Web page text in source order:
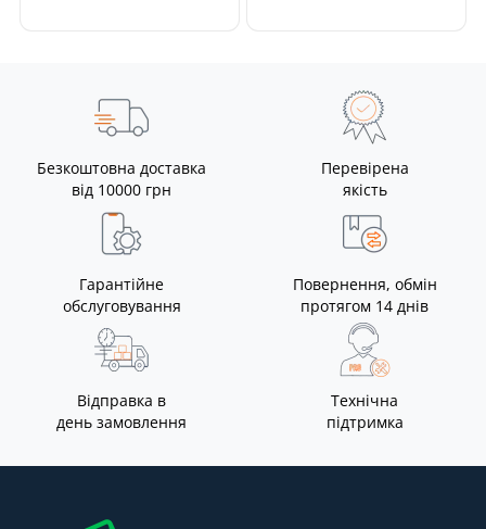
Безкоштовна доставка
від 10000 грн
Перевірена
якість
Гарантійне
обслуговування
Повернення, обмін
протягом 14 днів
Відправка в
день замовлення
Технічна
підтримка